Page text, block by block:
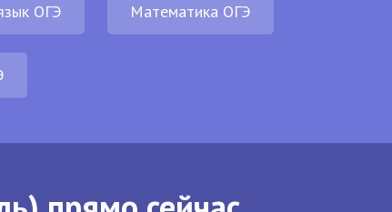
ОГЭ Математика ОГЭ